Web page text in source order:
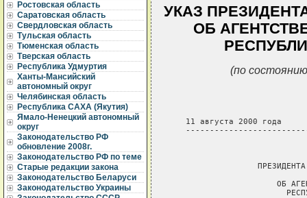
Ростовская область
Саратовская область
Свердловская область
Тульская область
Тюменская область
Тверская область
Республика Удмуртия
Ханты-Мансийский
автономный округ
Челябинская область
Республика САХА (Якутия)
Ямало-Ненецкий автономный
округ
Законодательство РФ
обновление 2008г.
Законодательство РФ по теме
Старые редакции закона
Законодательство Беларуси
Законодательство Украины
УКАЗ ПРЕЗИДЕНТА
ОБ
(по
11 августа 2000 года
ОБ